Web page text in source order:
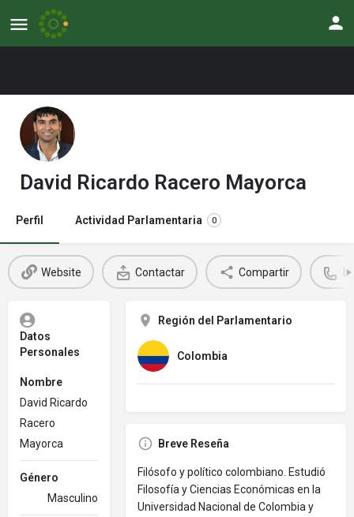
David Ricardo Racero Mayorca
Perfil Actividad Parlamentaria 0
Website Contactar Compartir
Datos
Personales
Nombre
David Ricardo
Racero
Mayorca
Género
Masculino
Región del Parlamentario
Colombia
Breve Reseña
Filósofo y político colombiano. Estudió
Filosofía y Ciencias Económicas en la
Universidad Nacional de Colombia y